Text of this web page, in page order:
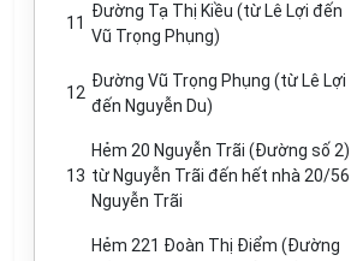
11
Đường Tạ Thị Kiều (từ Lê Lợi đến
Vũ Trọng Phụng)
12
Đường Vũ Trọng Phụng (từ Lê Lợi
đến Nguyễn Du)
13
Hẻm 20 Nguyễn Trãi (Đường số 2)
từ Nguyễn Trãi đến hết nhà 20/56
Nguyễn Trãi
Hẻm 221 Đoàn Thị Điểm (Đường